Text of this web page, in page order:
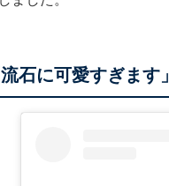
流石に可愛すぎます」